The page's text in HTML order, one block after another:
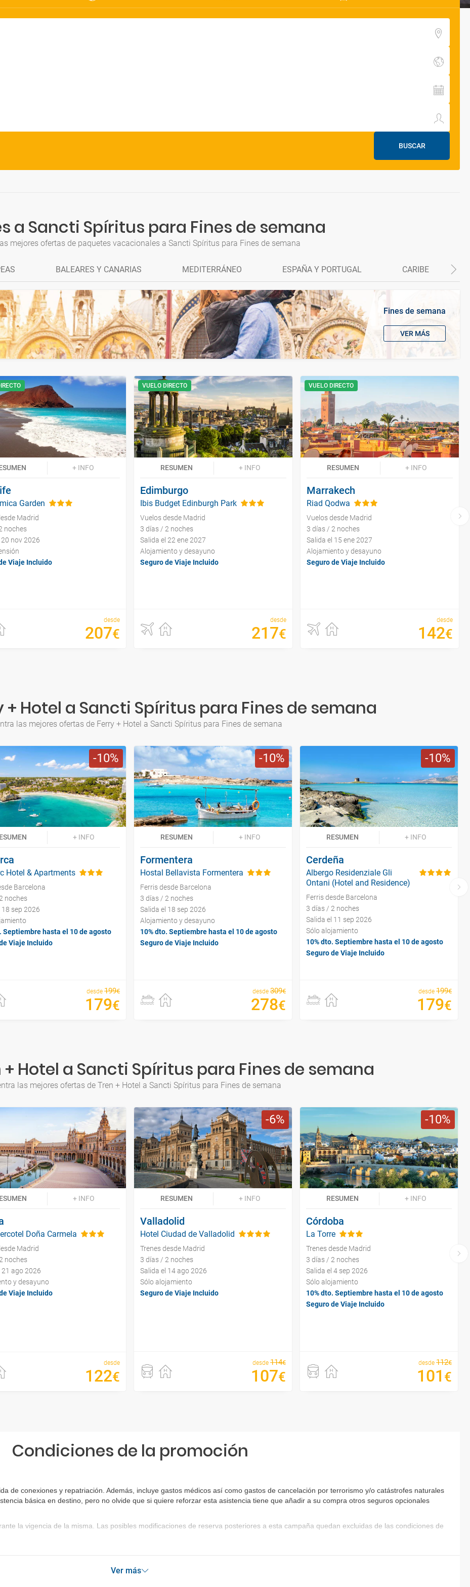
BUSCAR
a Sancti Spíritus para Fines de semana
mejores ofertas de paquetes vacacionales a Sancti Spíritus para Fines de semana
BALEARES Y CANARIAS MEDITERRÁNEO ESPAÑA Y PORTUGAL CARIBE
Fines de semana
VER MÁS
+ INFO
Garden
Madrid
noches
20 nov 2026
Viaje Incluido
desde
207€
VUELO DIRECTO
RESUMEN + INFO
Edimburgo
Ibis Budget Edinburgh Park
Vuelos desde Madrid
3 días / 2 noches
Salida el 22 ene 2027
Alojamiento y desayuno
Seguro de Viaje Incluido
desde
217€
VUELO DIRECTO
RESUMEN + INFO
Marrakech
Riad Qodwa
Vuelos desde Madrid
3 días / 2 noches
Salida el 15 ene 2027
Alojamiento y desayuno
Seguro de Viaje Incluido
desde
142€
+ Hotel a Sancti Spíritus para Fines de semana
las mejores ofertas de Ferry + Hotel a Sancti Spíritus para Fines de semana
10
+ INFO
Hotel & Apartments
Barcelona
noches
18 sep 2026
Septiembre hasta el 10 de agosto
Viaje Incluido
desde 199€
179€
10
RESUMEN + INFO
Formentera
Hostal Bellavista Formentera
Ferris desde Barcelona
3 días / 2 noches
Salida el 18 sep 2026
Alojamiento y desayuno
10% dto. Septiembre hasta el 10 de agosto
Seguro de Viaje Incluido
desde 309€
278€
10
RESUMEN + INFO
Cerdeña
Albergo Residenziale Gli
Ontani (Hotel and Residence)
Ferris desde Barcelona
3 días / 2 noches
Salida el 11 sep 2026
Sólo alojamiento
10% dto. Septiembre hasta el 10 de agosto
Seguro de Viaje Incluido
desde 199€
179€
Hotel a Sancti Spíritus para Fines de semana
las mejores ofertas de Tren + Hotel a Sancti Spíritus para Fines de semana
+ INFO
Doña Carmela
Madrid
noches
21 ago 2026
y desayuno
Viaje Incluido
desde
122€
6
RESUMEN + INFO
Valladolid
Hotel Ciudad de Valladolid
Trenes desde Madrid
3 días / 2 noches
Salida el 14 ago 2026
Sólo alojamiento
Seguro de Viaje Incluido
desde 114€
107€
10
RESUMEN + INFO
Córdoba
La Torre
Trenes desde Madrid
3 días / 2 noches
Salida el 4 sep 2026
Sólo alojamiento
10% dto. Septiembre hasta el 10 de agosto
Seguro de Viaje Incluido
desde 112€
101 €
Condiciones de la promoción
de conexiones y repatriación. Además, incluye gastos médicos así como gastos de cancelación por terrorismo y/o catástrofes naturales
básica en destino, pero no olvide que si quiere reforzar esta asistencia tiene que añadir a su compra otros seguros opcionales
la vigencia de la misma. Las posibles modificaciones de reserva posteriores a esta campaña quedan excluidas de las condiciones de
Ver más